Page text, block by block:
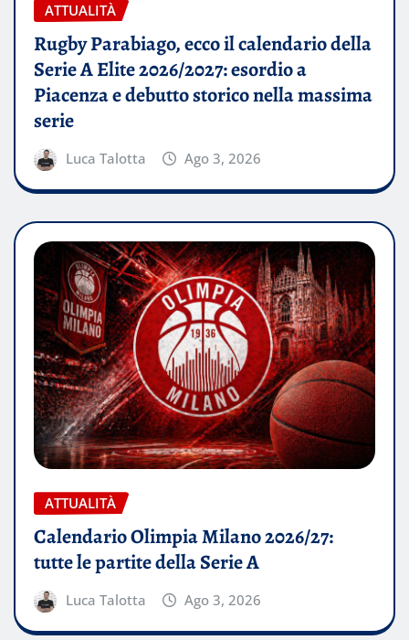
ATTUALITÀ
Rugby Parabiago, ecco il calendario della
Serie A Elite 2026/2027: esordio a
Piacenza e debutto storico nella massima
serie
Luca Talotta Ago 3, 2026
ATTUALITÀ
Calendario Olimpia Milano 2026/27:
tutte le partite della Serie A
Luca Talotta Ago 3, 2026